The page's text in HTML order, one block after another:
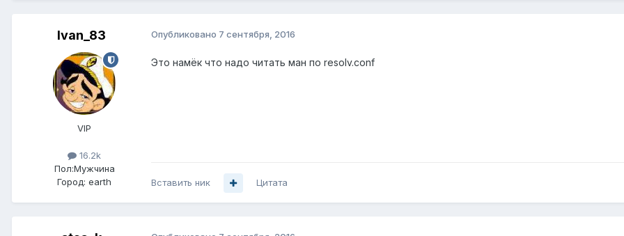
Ivan_83
VIP
16.2k
Пол:Мужчина
Город: earth
Опубликовано 7 сентября, 2016
Это намёк что надо читать ман по resolv.conf
Вставить ник Цитата